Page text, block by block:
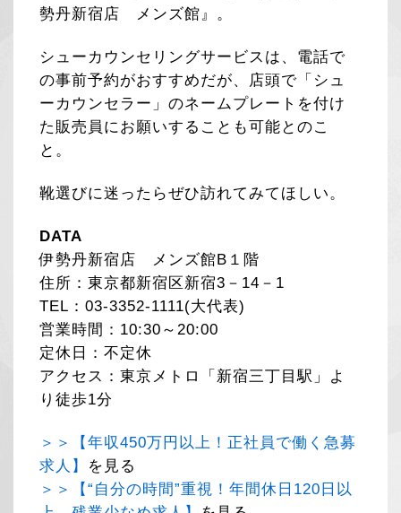
勢丹新宿店 メンズ館』。
シューカウンセリングサービスは、電話で
の事前予約がおすすめだが、店頭で「シュ
ーカウンセラー」のネームプレートを付け
た販売員にお願いすることも可能とのこ
と。
靴選びに迷ったらぜひ訪れてみてほしい。
DATA
伊勢丹新宿店 メンズ館B１階
住所：東京都新宿区新宿3－14－1
TEL：03-3352-1111(大代表)
営業時間：10:30～20:00
定休日：不定休
アクセス：東京メトロ「新宿三丁目駅」よ
り徒歩1分
＞＞【年収450万円以上！正社員で働く急募
求人】 を見る
＞＞【“自分の時間”重視！年間休日120日以